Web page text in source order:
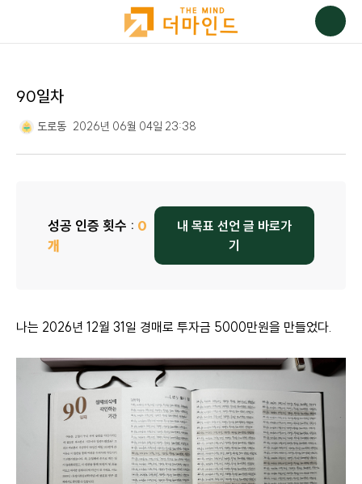
90일차
도로동 2026년 06월 04일 23:38
성공 인증 횟수 : 0
개
내 목표 선언 글 바로가
기
나는 2026년 12월 31일 경매로 투자금 5000만원을 만들었다.